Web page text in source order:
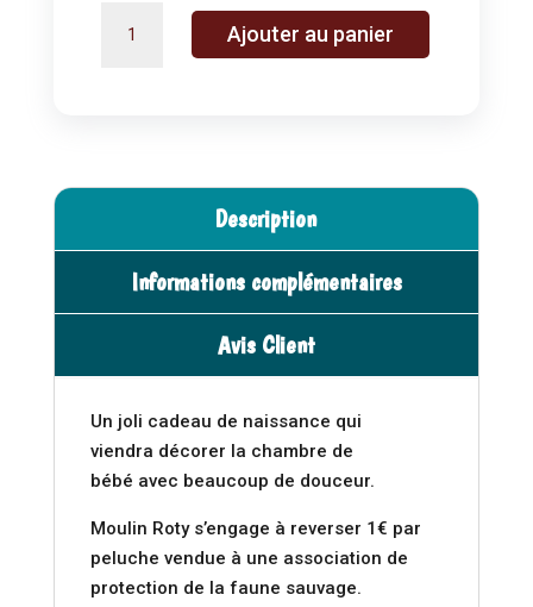
autour
monde
Moulin
Ajouter au panier
A
a
i
e
Description
Informations complémentaires
Avis Client
Un joli cadeau de naissance qui
viendra décorer la chambre de
bébé avec beaucoup de douceur.
Moulin Roty s’engage à reverser 1€ par
peluche vendue à une association de
protection de la faune sauvage.